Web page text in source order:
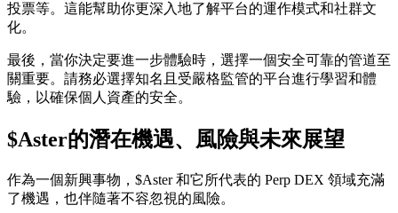
投票等。這能幫助你更深入地了解平台的運作模式和社群文
化。
最後，當你決定要進一步體驗時，選擇一個安全可靠的管道至
關重要。請務必選擇知名且受嚴格監管的平台進行學習和體
驗，以確保個人資產的安全。
$Aster的潛在機遇、風險與未來展望
作為一個新興事物，$Aster 和它所代表的 Perp DEX 領域充滿
了機遇，也伴隨著不容忽視的風險。